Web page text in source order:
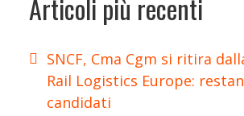
Articoli più recenti
SNCF, Cma Cgm si ritira
Rail Logistics Europe:
candidati